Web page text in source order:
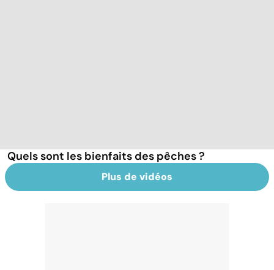
Quels sont les bienfaits des pêches ?
Plus de vidéos